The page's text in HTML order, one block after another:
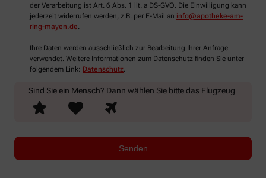
der Verarbeitung ist Art. 6 Abs. 1 lit. a DS-GVO. Die Einwilligung kann
jederzeit widerrufen werden, z.B. per E-Mail an info@apotheke-am-
ring-mayen.de.
Ihre Daten werden ausschließlich zur Bearbeitung Ihrer Anfrage
verwendet. Weitere Informationen zum Datenschutz finden Sie unter
folgendem Link: Datenschutz.
Sind Sie ein Mensch? Dann wählen Sie bittedas Flugzeug